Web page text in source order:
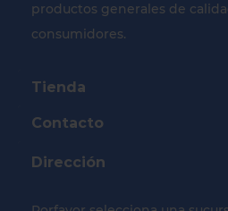
productos generales de
consumidores.
Tienda
Contacto
Dirección